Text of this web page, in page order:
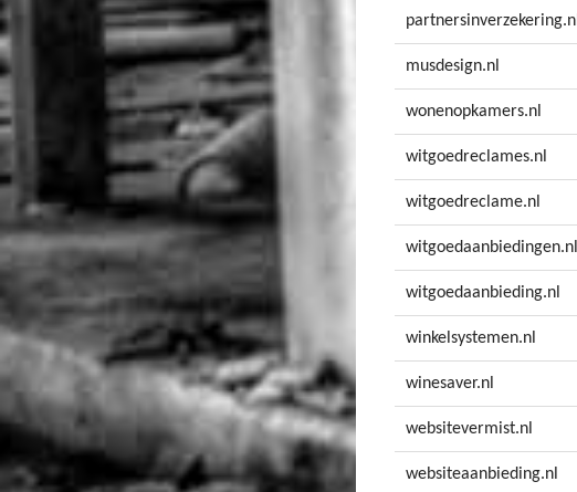
partnersinverzekering.nl
musdesign.nl
wonenopkamers.nl
witgoedreclames.nl
witgoedreclame.nl
witgoedaanbiedingen.nl
witgoedaanbieding.nl
winkelsystemen.nl
winesaver.nl
websitevermist.nl
websiteaanbieding.nl